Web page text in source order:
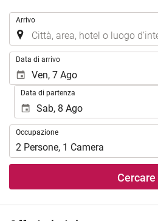
Arrivo
Data di arrivo
Data di partenza
Occupazione
Occupazione
2 Persone, 1 Camera
Cercare